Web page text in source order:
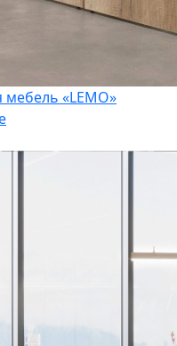
«LEMO»